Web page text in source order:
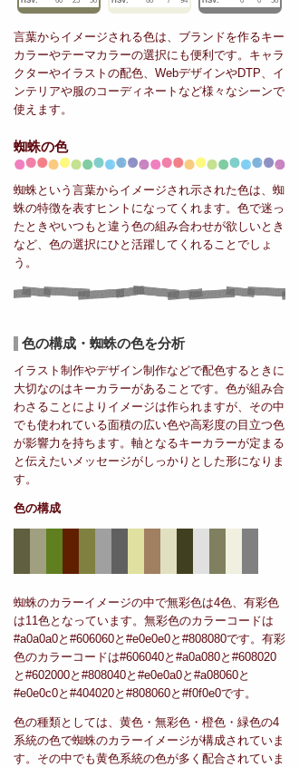
言葉からイメージされる色は、ブランドを作るキー
カラーやテーマカラーの選択にも便利です。キャラ
クターやイラストの配色、WebデザインやDTP、イ
ンテリアや服のコーディネートなど様々なシーンで
使えます。
蜘蛛の色
蜘蛛という言葉からイメージされ示された色は、蜘
蛛の特徴を表すヒントになってくれます。色で迷っ
たときやいつもと違う色の組み合わせが欲しいとき
など、色の選択にひと活躍してくれることでしょ
う。
色の構成・蜘蛛の色を分析
イラスト制作やデザイン制作などで配色するときに
大切なのはキーカラーがあることです。色が組み合
わさることによりイメージは作られますが、その中
でも使われている面積の広い色や高彩度の目立つ色
が影響力を持ちます。軸となるキーカラーが定まる
と伝えたいメッセージがしっかりとした形になりま
す。
色の構成
蜘蛛のカラーイメージの中で無彩色は4色、有彩色
は11色となっています。無彩色のカラーコードは
#a0a0a0と#606060と#e0e0e0と#808080です。有彩
色のカラーコードは#606040と#a0a080と#608020
と#602000と#808040と#e0e0a0と#a08060と
#e0e0c0と#404020と#808060と#f0f0e0です。
色の種類としては、黄色・無彩色・橙色・緑色の4
系統の色で蜘蛛のカラーイメージが構成されていま
す。その中でも黄色系統の色が多く配合されていま